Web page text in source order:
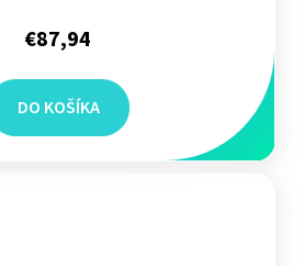
€87,94
DO KOŠÍKA